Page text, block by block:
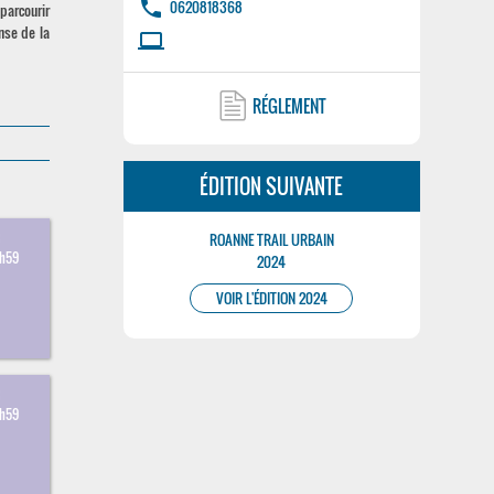
de la
phone 0620818368
laptop
RÉGLEMENT
ÉDITION SUIVANTE
ROANNE TRAIL URBAIN
2024
VOIR L'ÉDITION 2024